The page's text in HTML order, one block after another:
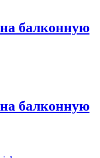
балконную
балконную